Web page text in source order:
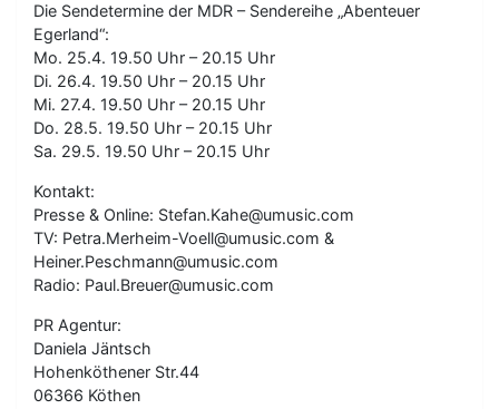
Die Sendetermine der MDR – Sendereihe „Abenteuer
Egerland“:
Mo. 25.4. 19.50 Uhr – 20.15 Uhr
Di. 26.4. 19.50 Uhr – 20.15 Uhr
Mi. 27.4. 19.50 Uhr – 20.15 Uhr
Do. 28.5. 19.50 Uhr – 20.15 Uhr
Sa. 29.5. 19.50 Uhr – 20.15 Uhr
Kontakt:
Presse & Online: Stefan.Kahe@umusic.com
TV: Petra.Merheim-Voell@umusic.com &
Heiner.Peschmann@umusic.com
Radio: Paul.Breuer@umusic.com
PR Agentur:
Daniela Jäntsch
Hohenköthener Str.44
06366 Köthen